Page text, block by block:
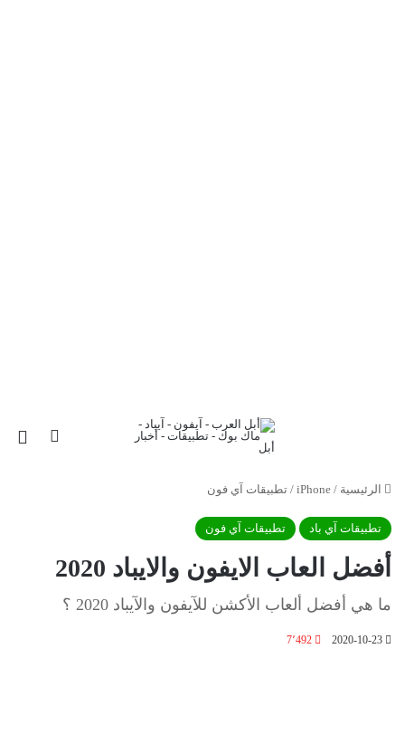
بحث
الرئيسية /
iPhone
/ تطبيقات آي فون
تطبيقات آي باد تطبيقات آي فون
أفضل العاب الايفون والايباد 2020
ما هي أفضل ألعاب الأكشن للآيفون والآيباد 2020 ؟
2020-10-23 7٬492